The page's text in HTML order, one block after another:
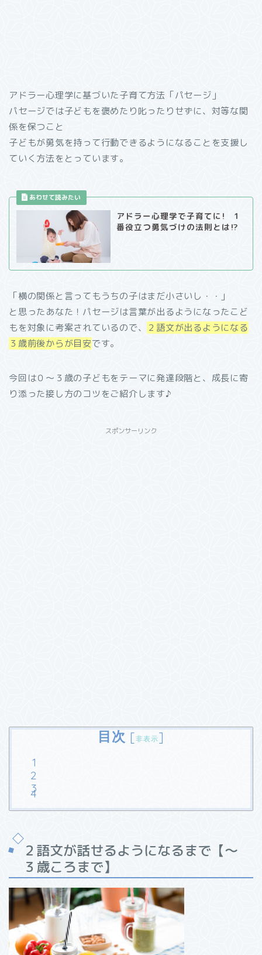
アドラー心理学に基づいた子育て方法「パセージ」
パセージでは子どもを褒めたり叱ったりせずに、対等な関
係を保つこと
子どもが勇気を持って行動できるようになることを支援し
ていく方法をとっています。
アドラー心理学で子育てに! 1
番役立つ勇気づけの法則とは⁉︎
「横の関係と言ってもうちの子はまだ小さいし・・」
と思ったあなた！パセージは言葉が出るようになったこど
もを対象に考案されているので、
２語文が出るようになる
３歳前後からが目安です。
今回は０～３歳の子どもをテーマに発達段階と、成長に寄
り添った接し方のコツをご紹介します♪
スポンサーリンク
目次 [非表示]
２語文が話せるようになるまで【～
３歳ころまで】